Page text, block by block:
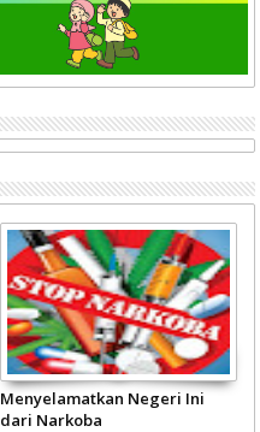
Menyelamatkan Negeri Ini
dari Narkoba